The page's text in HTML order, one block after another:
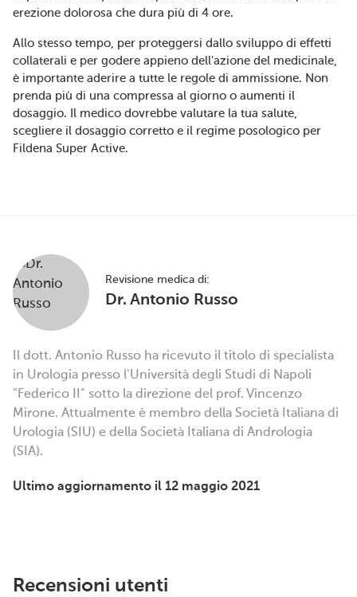
erezione dolorosa che dura più di 4 ore.
Allo stesso tempo, per proteggersi dallo sviluppo di effetti
collaterali e per godere appieno dell'azione del medicinale,
è importante aderire a tutte le regole di ammissione. Non
prenda più di una compressa al giorno o aumenti il
dosaggio. Il medico dovrebbe valutare la tua salute,
scegliere il dosaggio corretto e il regime posologico per
Fildena Super Active.
Revisione medica di:
Dr. Antonio Russo
Il dott. Antonio Russo ha ricevuto il titolo di specialista
in Urologia presso l'Università degli Studi di Napoli
"Federico II" sotto la direzione del prof. Vincenzo
Mirone. Attualmente è membro della Società Italiana di
Urologia (SIU) e della Società Italiana di Andrologia
(SIA).
Ultimo aggiornamento il 12 maggio 2021
Recensioni utenti